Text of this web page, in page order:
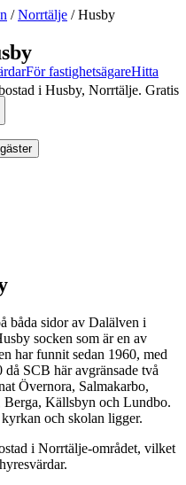
För fastighetsägareHitta
/Norrtälje /Husby
i Husby, Norrtälje. Gratis
båda sidor av Dalälven i
socken som är en av
har funnit sedan 1960, med
SCB här avgränsade två
Övernora, Salmakarbo,
Källsbyn och Lundbo.
och skolan ligger.
i Norrtälje-området, vilket